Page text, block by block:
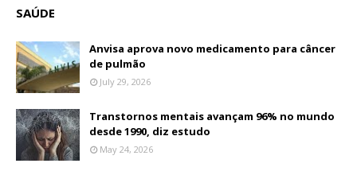
SAÚDE
Anvisa aprova novo medicamento para câncer
de pulmão
July 29, 2026
Transtornos mentais avançam 96% no mundo
desde 1990, diz estudo
May 24, 2026